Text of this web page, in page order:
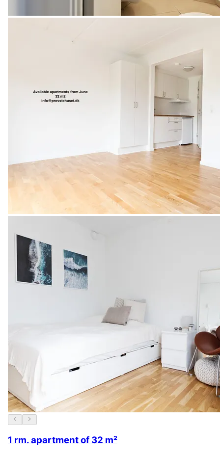
1 rm. apartment of 32 m²